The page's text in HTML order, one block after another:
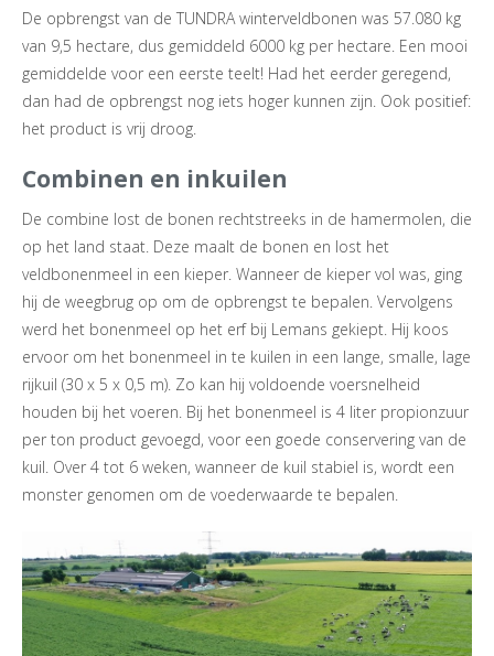
De opbrengst van de TUNDRA winterveldbonen was 57.080 kg
van 9,5 hectare, dus gemiddeld 6000 kg per hectare. Een mooi
gemiddelde voor een eerste teelt! Had het eerder geregend,
dan had de opbrengst nog iets hoger kunnen zijn. Ook positief:
het product is vrij droog.
Combinen en inkuilen
De combine lost de bonen rechtstreeks in de hamermolen, die
op het land staat. Deze maalt de bonen en lost het
veldbonenmeel in een kieper. Wanneer de kieper vol was, ging
hij de weegbrug op om de opbrengst te bepalen. Vervolgens
werd het bonenmeel op het erf bij Lemans gekiept. Hij koos
ervoor om het bonenmeel in te kuilen in een lange, smalle, lage
rijkuil (30 x 5 x 0,5 m). Zo kan hij voldoende voersnelheid
houden bij het voeren. Bij het bonenmeel is 4 liter propionzuur
per ton product gevoegd, voor een goede conservering van de
kuil. Over 4 tot 6 weken, wanneer de kuil stabiel is, wordt een
monster genomen om de voederwaarde te bepalen.